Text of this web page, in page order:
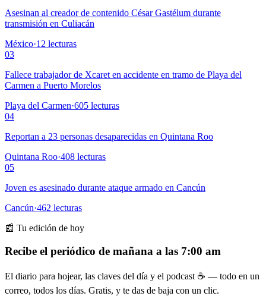
Asesinan al creador de contenido César Gastélum durante
transmisión en Culiacán
México·12 lecturas
03
Fallece trabajador de Xcaret en accidente en tramo de Playa del
Carmen a Puerto Morelos
Playa del Carmen·605 lecturas
04
Reportan a 23 personas desaparecidas en Quintana Roo
Quintana Roo·408 lecturas
05
Joven es asesinado durante ataque armado en Cancún
Cancún·462 lecturas
📰 Tu edición de hoy
Recibe el periódico de mañana a las 7:00 am
El diario para hojear, las claves del día y el podcast ☕ — todo en un
correo, todos los días. Gratis, y te das de baja con un clic.